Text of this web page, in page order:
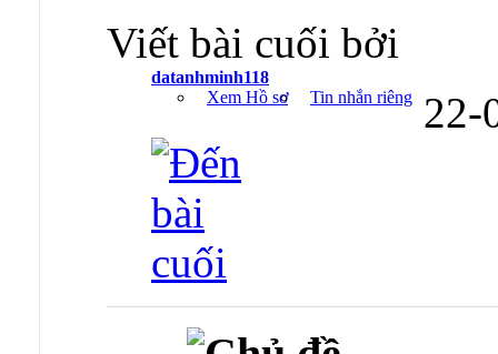
Viết bài cuối bởi
datanhminh118
Xem Hồ sơ
Tin nhắn riêng 22-